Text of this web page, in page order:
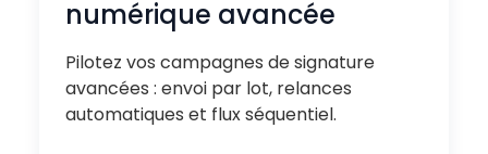
numérique avancée
Pilotez vos campagnes de signature
avancées : envoi par lot, relances
automatiques et flux séquentiel.